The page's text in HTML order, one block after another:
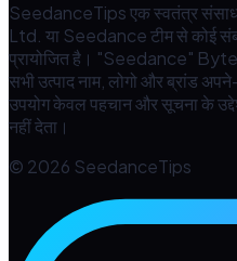
SeedanceTips एक स्वतंत्र
Ltd. या Seedance टीम से कोई संबंध
प्रायोजित है। "Seedance"
सभी उत्पाद नाम, लोगो और ब्रांड
उपयोग केवल पहचान और सूचना के
नहीं देता।
© 2026 SeedanceTips